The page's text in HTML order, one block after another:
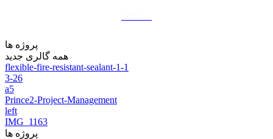
پروژه ها
همه گالری جدید
flexible-fire-resistant-sealant-1-1
3-26
a5
Prince2-Project-Management
left
IMG_1163
پروژه ها